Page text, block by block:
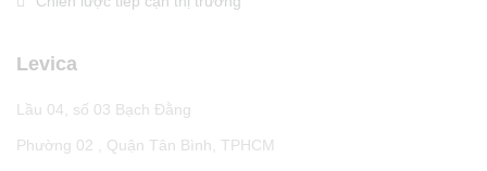
Levica
Lầu 04, số 03 Bạch Đằng
Phường 02 , Quận Tân Bình, TPHCM